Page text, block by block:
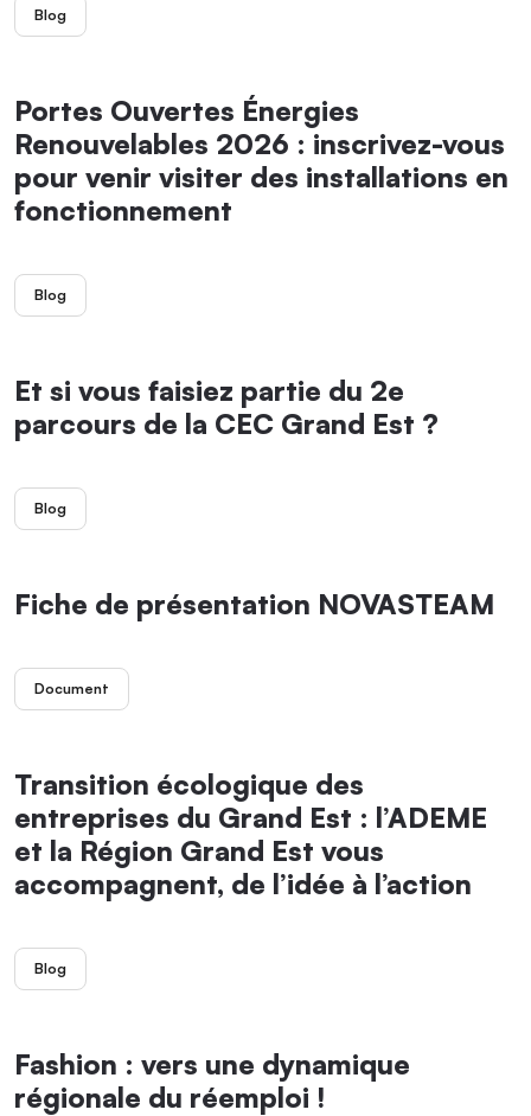
Blog
Portes Ouvertes Énergies
Renouvelables 2026 : inscrivez-vous
pour venir visiter des installations en
fonctionnement
Blog
Et si vous faisiez partie du 2e
parcours de la CEC Grand Est ?
Blog
Fiche de présentation NOVASTEAM
Document
Transition écologique des
entreprises du Grand Est : l’ADEME
et la Région Grand Est vous
accompagnent, de l’idée à l’action
Blog
Fashion : vers une dynamique
régionale du réemploi !